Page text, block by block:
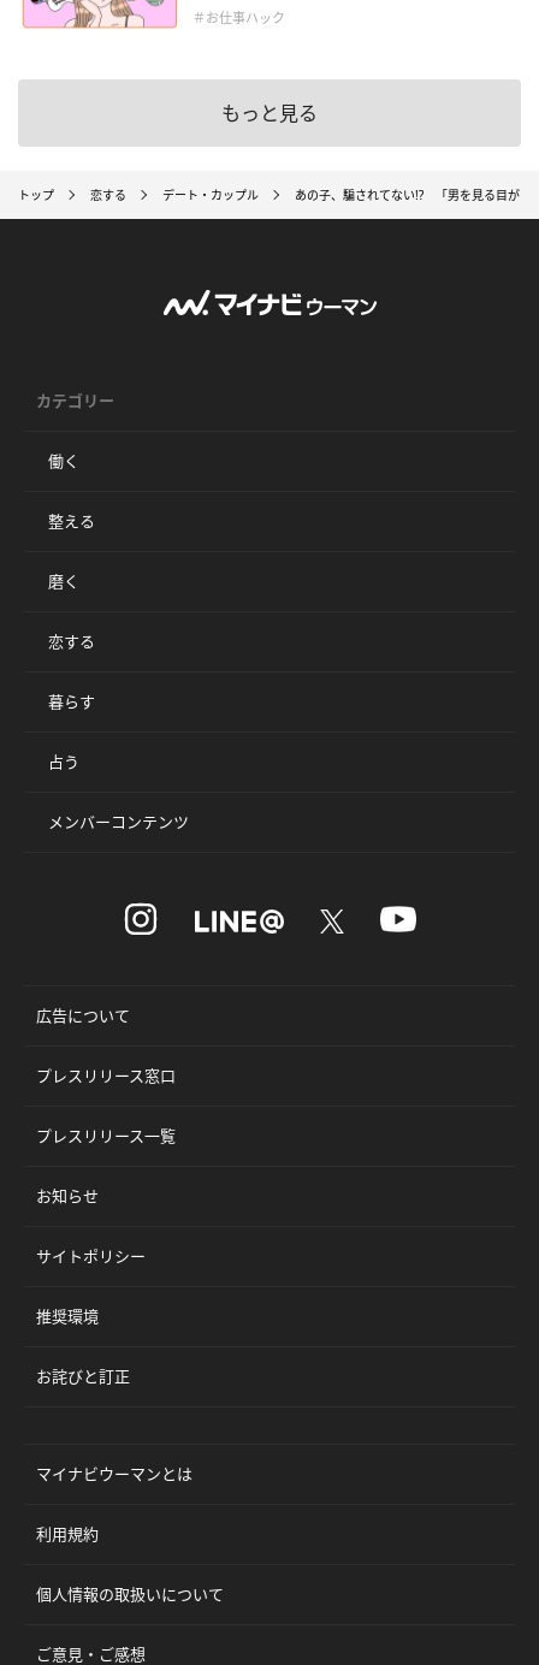
＃お仕事ハック
もっと見る
トップ 恋する デート・カップル あの子、騙されてない!? 「男を見る目がな
カテゴリー
働く
整える
磨く
恋する
暮らす
占う
メンバーコンテンツ
広告について
プレスリリース窓口
プレスリリース一覧
お知らせ
サイトポリシー
推奨環境
お詫びと訂正
マイナビウーマンとは
利用規約
個人情報の取扱いについて
ご意見・ご感想